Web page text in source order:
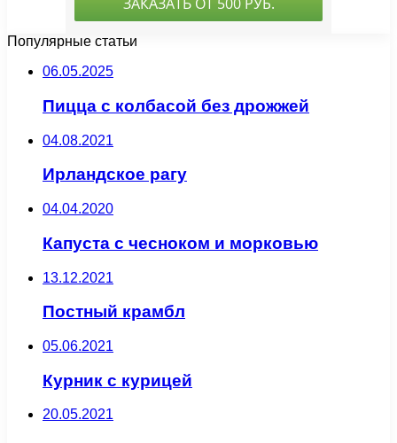
Популярные статьи
06.05.2025
Пицца с колбасой без дрожжей
04.08.2021
Ирландское рагу
04.04.2020
Капуста с чесноком и морковью
13.12.2021
Постный крамбл
05.06.2021
Курник с курицей
20.05.2021